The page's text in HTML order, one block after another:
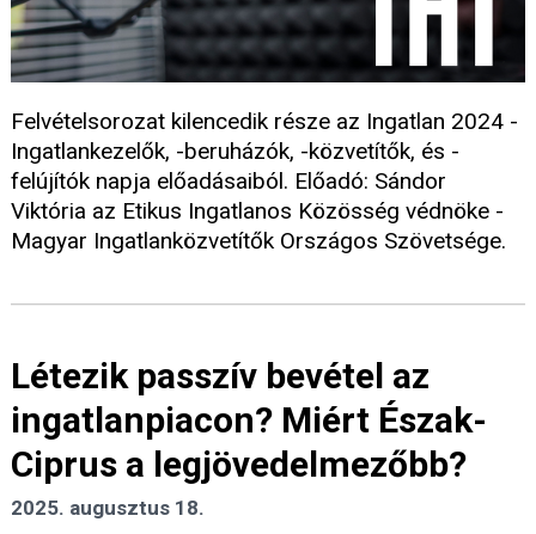
Felvételsorozat kilencedik része az Ingatlan 2024 -
Ingatlankezelők, -beruházók, -közvetítők, és -
felújítók napja előadásaiból. Előadó: Sándor
Viktória az Etikus Ingatlanos Közösség védnöke -
Magyar Ingatlanközvetítők Országos Szövetsége.
Létezik passzív bevétel az
ingatlanpiacon? Miért Észak-
Ciprus a legjövedelmezőbb?
2025. augusztus 18.